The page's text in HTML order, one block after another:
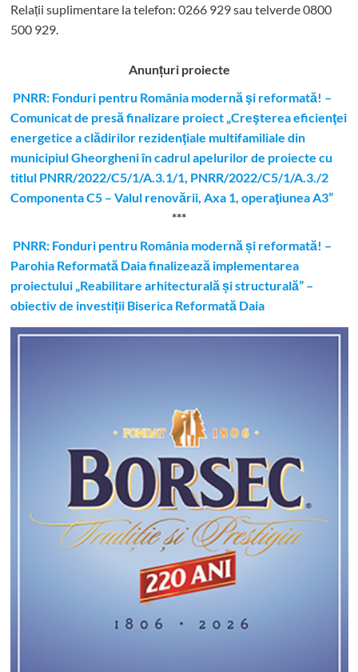
Relații suplimentare la telefon: 0266 929 sau telverde 0800
500 929.
Anunțuri proiecte
PNRR: Fonduri pentru România modernă şi reformată! –
Comunicat de presă finalizare proiect „Creşterea eficienţei
energetice a clădirilor rezidenţiale multifamiliale din
municipiul Gheorgheni în cadrul apelurilor de proiecte cu
titlul PNRR/2022/C5/1/A.3.1/1, PNRR/2022/C5/1/A.3./2
Componenta C5 – Valul renovării, Axa 1, operaţiunea A3”
***
PNRR: Fonduri pentru România modernă și reformată! –
Parohia Reformată Daia finalizează implementarea
proiectului „Reabilitare arhitecturală și structurală” –
obiectiv de investiții Biserica Reformată Daia